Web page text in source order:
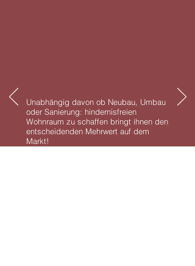
Unabhängig davon ob Neubau, Umbau
oder Sanierung: hindernisfreien
Wohnraum zu schaffen bringt ihnen den
entscheidenden Mehrwert auf dem
Markt!